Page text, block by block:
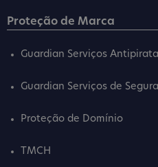
Proteção de Marca
Guardian Serviços
Guardian Serviços de
Proteção de Domínio
TMCH